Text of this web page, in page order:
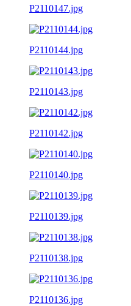
P2110147.jpg
P2110144.jpg
P2110143.jpg
P2110142.jpg
P2110140.jpg
P2110139.jpg
P2110138.jpg
P2110136.jpg